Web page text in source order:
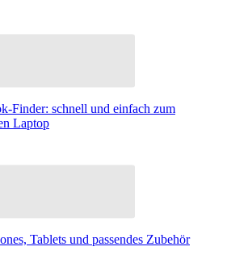
Finder: schnell und einfach zum
Laptop
Tablets und passendes Zubehör